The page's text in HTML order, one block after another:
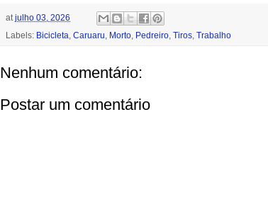
at julho 03, 2026
Labels: Bicicleta Caruaru Morto Pedreiro Tiros Trabalho
Nenhum comentário:
Postar um comentário